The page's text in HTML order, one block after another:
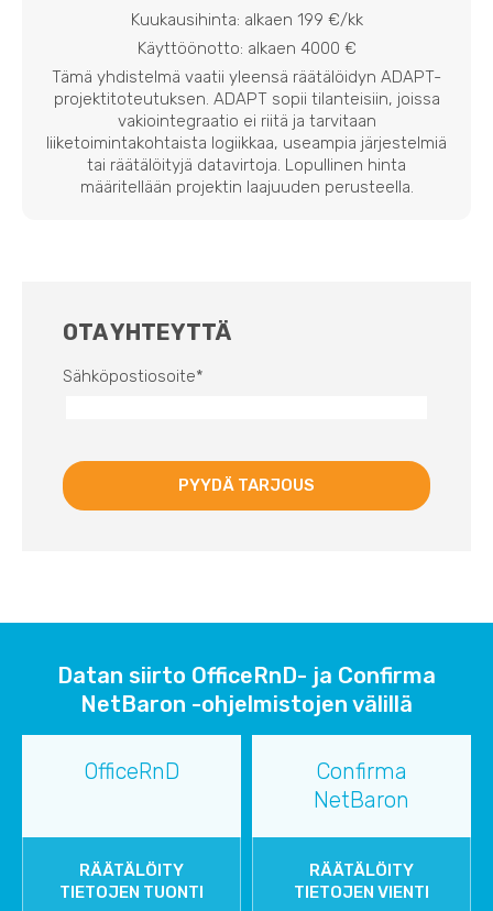
Kuukausihinta: alkaen 199 €/kk
Käyttöönotto: alkaen 4000 €
Tämä yhdistelmä vaatii yleensä räätälöidyn ADAPT-
projektitoteutuksen. ADAPT sopii tilanteisiin, joissa
vakiointegraatio ei riitä ja tarvitaan
liiketoimintakohtaista logiikkaa, useampia järjestelmiä
tai räätälöityjä datavirtoja. Lopullinen hinta
määritellään projektin laajuuden perusteella.
OTA YHTEYTTÄ
Sähköpostiosoite*
Datan siirto OfficeRnD- ja Confirma
NetBaron -ohjelmistojen välillä
OfficeRnD
Confirma
NetBaron
RÄÄTÄLÖITY
TIETOJEN TUONTI
RÄÄTÄLÖITY
TIETOJEN VIENTI